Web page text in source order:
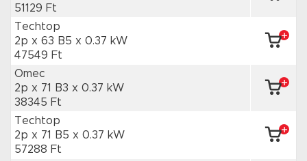
51129 Ft
Techtop
2p x 63 B5 x 0.37 kW
47549 Ft
Omec
2p x 71 B3 x 0.37 kW
38345 Ft
Techtop
2p x 71 B5 x 0.37 kW
57288 Ft